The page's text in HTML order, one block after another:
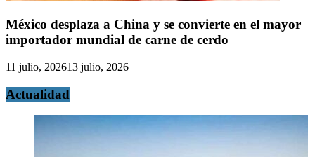
México desplaza a China y se convierte en el mayor
importador mundial de carne de cerdo
11 julio, 202613 julio, 2026
Actualidad